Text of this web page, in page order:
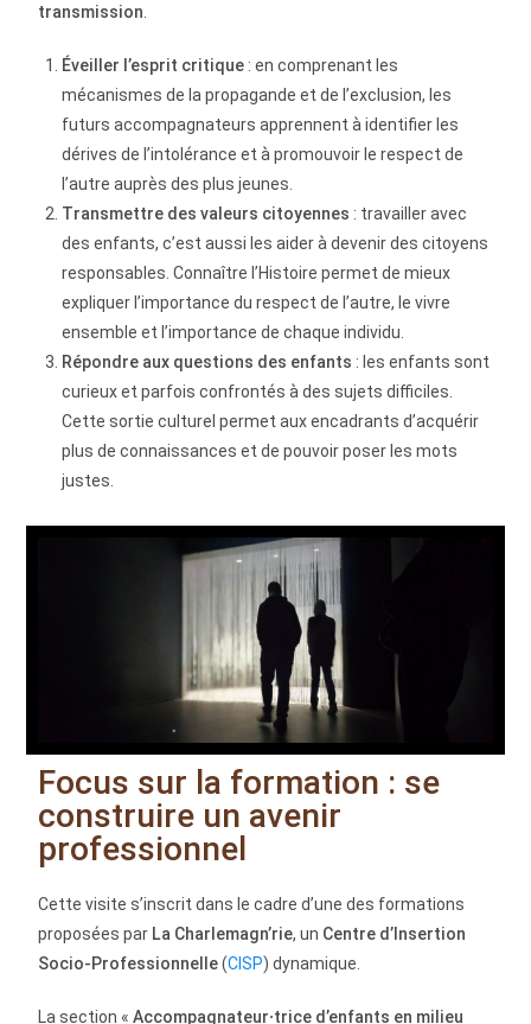
transmission
Éveiller l’esprit critique : en comprenant les
mécanismes de la propagande et de l’exclusion, les
futurs accompagnateurs apprennent à identifier les
dérives de l’intolérance et à promouvoir le respect de
l’autre auprès des plus jeunes.
Transmettre des valeurs citoyennes : travailler avec
des enfants, c’est aussi les aider à devenir des citoyens
responsables. Connaître l’Histoire permet de mieux
expliquer l’importance du respect de l’autre, le vivre
ensemble et l’importance de chaque individu.
Répondre aux questions des enfants : les enfants sont
curieux et parfois confrontés à des sujets difficiles.
Cette sortie culturel permet aux encadrants d’acquérir
plus de connaissances et de pouvoir poser les mots
justes.
Focus sur la formation : se
construire un avenir
professionnel
Cette visite s’inscrit dans le cadre d’une des formations
proposées par La Charlemagn’rie, un Centre d’Insertion
Socio-Professionnelle(CISP) dynamique.
La section «Accompagnateur·trice d’enfants en milieu